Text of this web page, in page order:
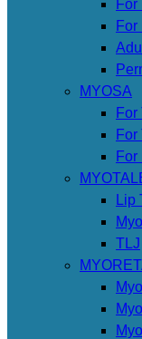
For
For
MYOSA
For
For
Lip
TLJ